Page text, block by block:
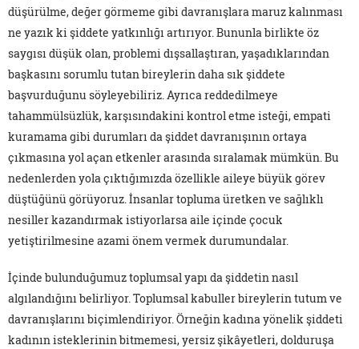
düşürülme, değer görmeme gibi davranışlara maruz kalınması
ne yazık ki şiddete yatkınlığı artırıyor. Bununla birlikte öz
saygısı düşük olan, problemi dışsallaştıran, yaşadıklarından
başkasını sorumlu tutan bireylerin daha sık şiddete
başvurduğunu söyleyebiliriz. Ayrıca reddedilmeye
tahammülsüzlük, karşısındakini kontrol etme isteği, empati
kuramama gibi durumları da şiddet davranışının ortaya
çıkmasına yol açan etkenler arasında sıralamak mümkün. Bu
nedenlerden yola çıktığımızda özellikle aileye büyük görev
düştüğünü görüyoruz. İnsanlar topluma üretken ve sağlıklı
nesiller kazandırmak istiyorlarsa aile içinde çocuk
yetiştirilmesine azami önem vermek durumundalar.
İçinde bulunduğumuz toplumsal yapı da şiddetin nasıl
algılandığını belirliyor. Toplumsal kabuller bireylerin tutum ve
davranışlarını biçimlendiriyor. Örneğin kadına yönelik şiddeti
kadının isteklerinin bitmemesi, yersiz şikâyetleri, dolduruşa